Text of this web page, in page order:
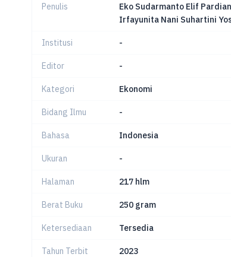
Penulis
Eko Sudarmanto Elif
Irfayunita Nani Suhartini
Institusi -
Editor -
Kategori Ekonomi
Bidang Ilmu -
Bahasa Indonesia
Ukuran -
Halaman 217 hlm
Berat Buku 250 gram
Ketersediaan Tersedia
Tahun Terbit 2023